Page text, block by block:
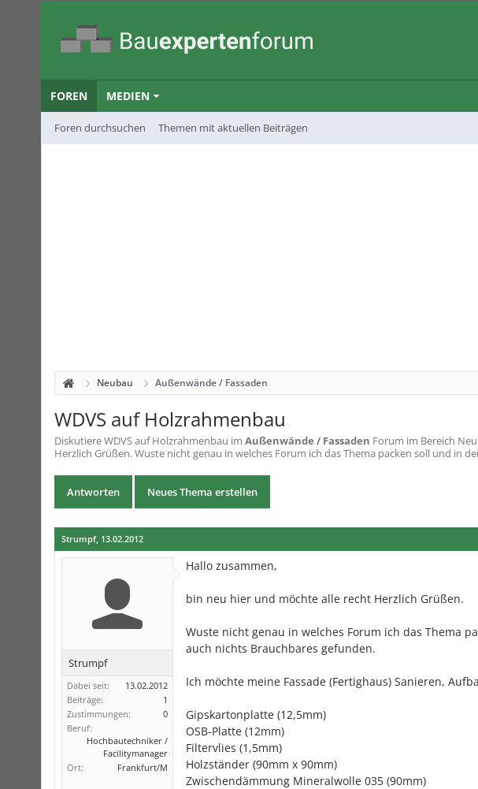
FOREN
Foren durchsuchen Themen mit aktuellen Beiträgen
MEDIEN
Neubau Außenwände / Fassaden
WDVS auf Holzrahmenbau
DiskutiereWDVS auf Holzrahmenbau im Außenwände / Fassaden Forum im Bereich
Herzlich Grüßen. Wuste nicht genau in welches Forum ich das Thema packen soll und in
Antworten Neues Thema erstellen
Strumpf, 13.02.2012
Strumpf
Dabei seit:
13.02.2012
Beiträge:
1
Zustimmungen:
0
Beruf:
Hochbautechniker /
Facilitymanager
Ort:
Frankfurt/M
Hallo zusammen,
bin neu hier und möchte alle recht Herzlich Grüßen.
Wuste nicht genau in welches Forum ich das Thema
auch nichts Brauchbares gefunden.
Ich möchte meine Fassade (Fertighaus) Sanieren,
Gipskartonplatte (12,5mm)
OSB-Platte (12mm)
Filtervlies (1,5mm)
Holzständer (90mm x 90mm)
Zwischendämmung Mineralwolle 035 (90mm)